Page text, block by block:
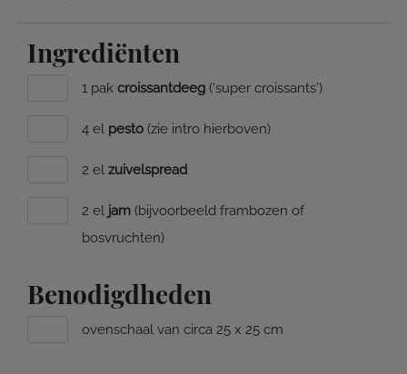
Ingrediënten
1 pak croissantdeeg ('super croissants')
4 el pesto (zie intro hierboven)
2 el zuivelspread
2 el jam (bijvoorbeeld frambozen of
bosvruchten)
Benodigdheden
ovenschaal van circa 25 x 25 cm